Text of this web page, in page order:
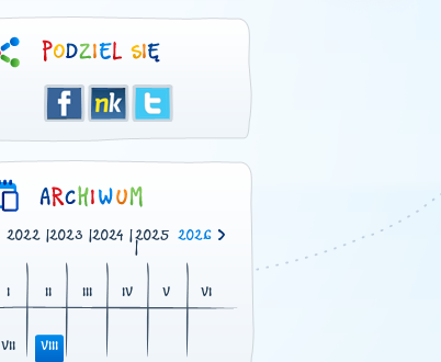
2022|2023 |2024 |2025
|
2026
I II III IV V VI
VII VIII